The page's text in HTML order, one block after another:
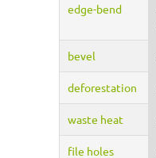
edge-bend
bevel
deforestation
waste heat
file holes